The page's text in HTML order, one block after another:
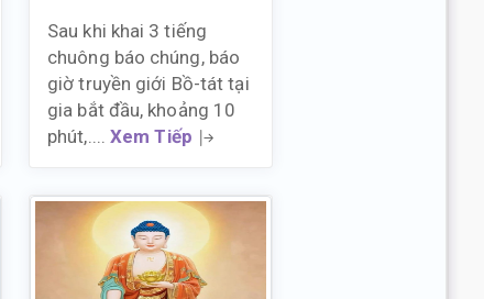
Sau khi khai 3 tiếng
chuông báo chúng, báo
giờ truyền giới Bồ-tát tại
gia bắt đầu, khoảng 10
phút,.... Xem Tiếp